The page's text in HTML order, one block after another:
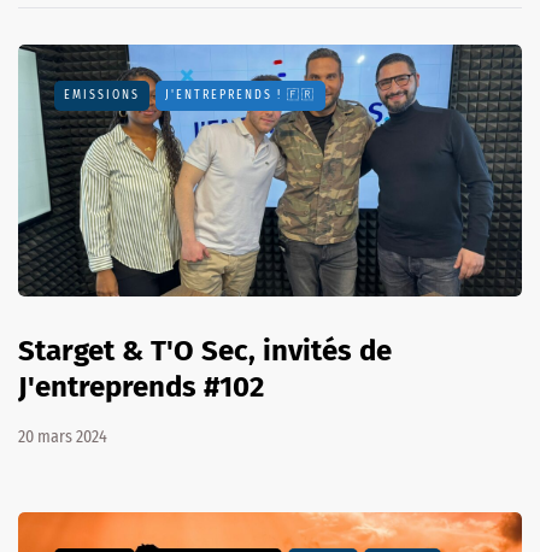
EMISSIONS J'ENTREPRENDS ! 🇫🇷
Starget & T'O Sec, invités de
J'entreprends #102
20 mars 2024